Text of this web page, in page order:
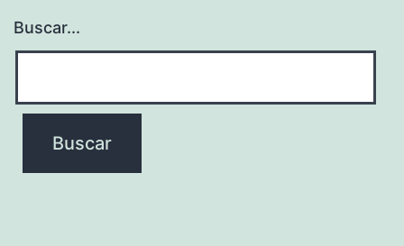
Buscar...